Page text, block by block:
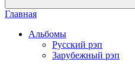
Главная
Альбомы
Русский рэп
Зарубежный рэп